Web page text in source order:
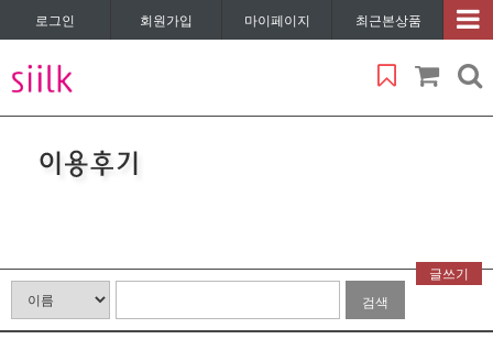
로그인 회원가입 마이페이지 최근본상품
글쓰기
검색